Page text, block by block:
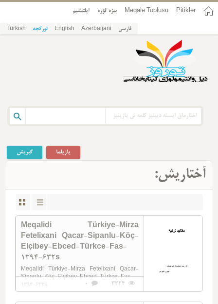
Pitiklər
Məqalə Toplusu بیزه گؤره ایلتیشیم
فارسی Azerbaijani
English تورکجه Turkish
گیریش یازیلما
آختاریش:
Meqalidi Türkiye-Mirza
Fetelixani Qacar-Sipanlu-Köç-
Elçibey-Ebced-Türkce-Fas-
1394-632s
Meqalidi Türkiye-Mirza Fetelixani Qacar-
Sipanlu-Köç-Elçibey-Ebced-Türkce-Fas-
3324
0